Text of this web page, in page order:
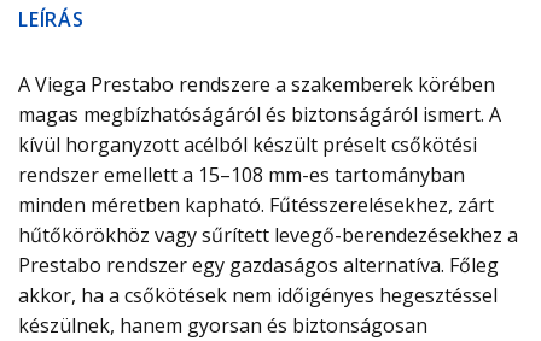
LEÍRÁS
A Viega Prestabo rendszere a szakemberek körében
magas megbízhatóságáról és biztonságáról ismert. A
kívül horganyzott acélból készült préselt csőkötési
rendszer emellett a 15–108 mm-es tartományban
minden méretben kapható. Fűtésszerelésekhez, zárt
hűtőkörökhöz vagy sűrített levegő-berendezésekhez a
Prestabo rendszer egy gazdaságos alternatíva. Főleg
akkor, ha a csőkötések nem időigényes hegesztéssel
készülnek, hanem gyorsan és biztonságosan